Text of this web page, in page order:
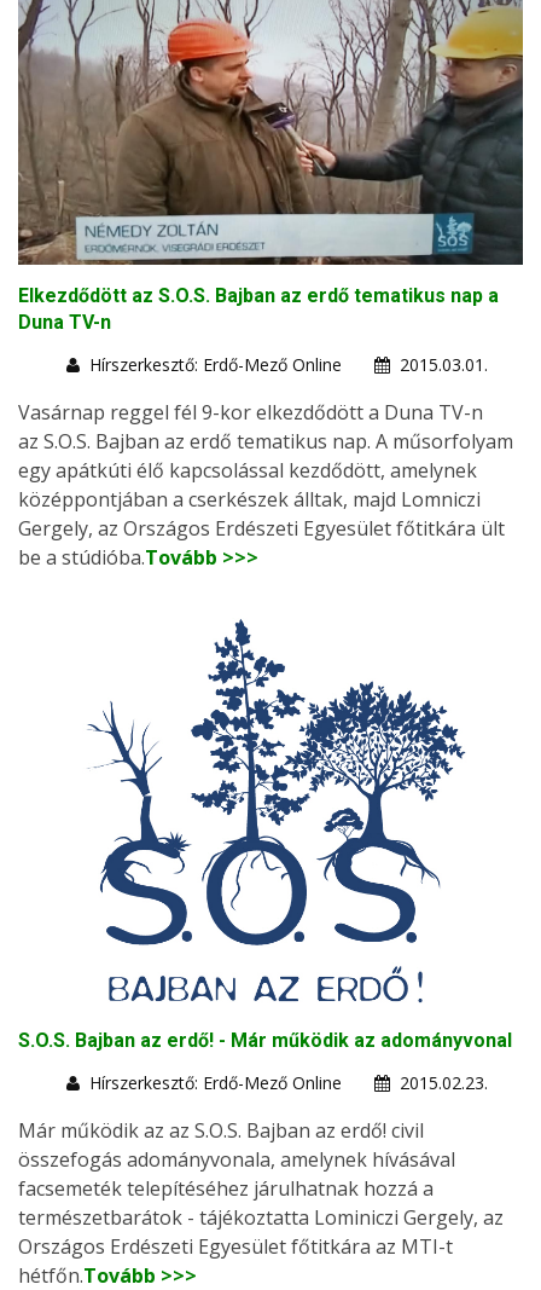
Elkezdődött az S.O.S. Bajban az erdő tematikus nap a
Duna TV-n
Hírszerkesztő: Erdő-Mező Online
2015.03.01.
Vasárnap reggel fél 9-kor elkezdődött a Duna TV-n
az S.O.S. Bajban az erdő tematikus nap. A műsorfolyam
egy apátkúti élő kapcsolással kezdődött, amelynek
középpontjában a cserkészek álltak, majd Lomniczi
Gergely, az Országos Erdészeti Egyesület főtitkára ült
be a stúdióba.Tovább >>>
S.O.S. Bajban az erdő! - Már működik az adományvonal
Hírszerkesztő: Erdő-Mező Online
2015.02.23.
Már működik az az S.O.S. Bajban az erdő! civil
összefogás adományvonala, amelynek hívásával
facsemeték telepítéséhez járulhatnak hozzá a
természetbarátok - tájékoztatta Lominiczi Gergely, az
Országos Erdészeti Egyesület főtitkára az MTI-t
hétfőn.Tovább >>>